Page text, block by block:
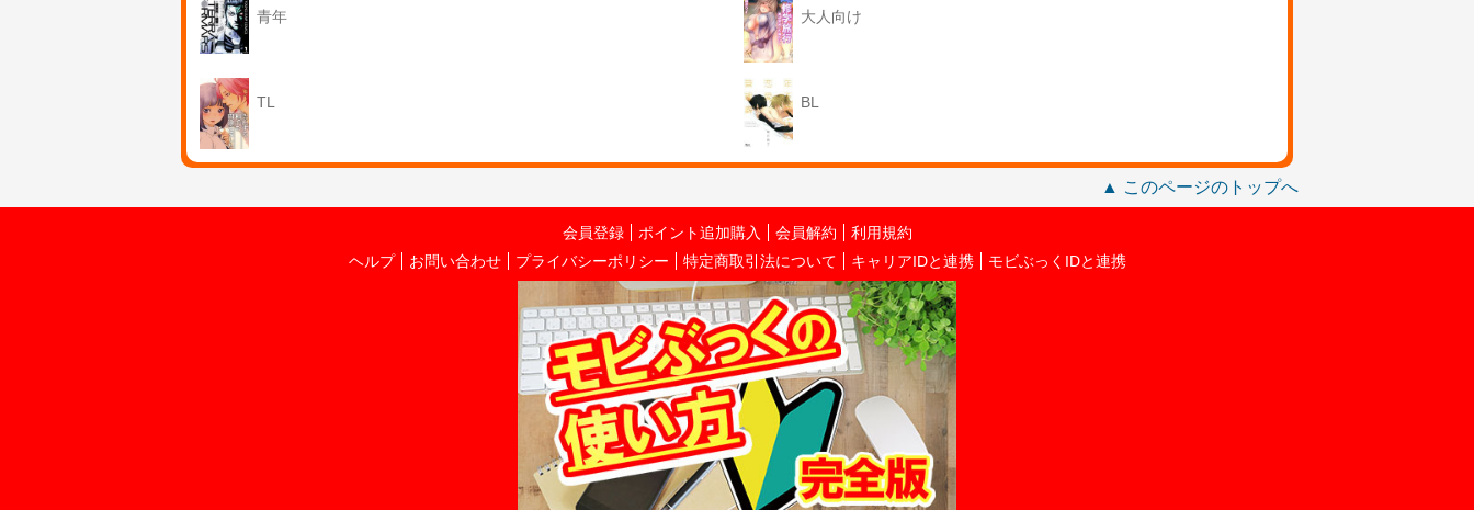
青年 大人向け
TL BL
▲ このページのトップへ
会員登録 ポイント追加購入 会員解約
利用規約
ヘルプ
お問い合わせ プライバシーポリシー 特定商取引法について キャリアIDと連携 モビぶっくIDと連携